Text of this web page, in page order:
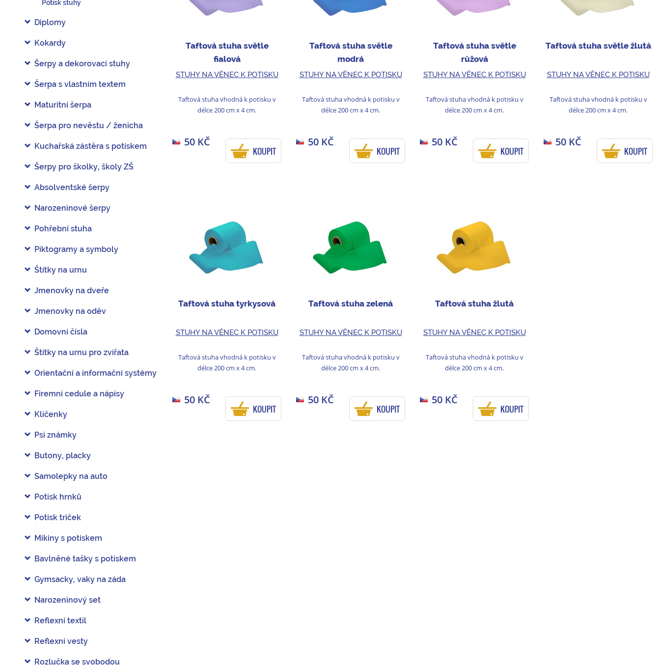
Potisk stuhy
Diplomy
Kokardy
Šerpy a dekorovací stuhy
Šerpa s vlastním textem
Maturitní šerpa
Šerpa pro nevěstu / ženicha
Kuchařská zástěra s potiskem
Šerpy pro školky, školy ZŠ
Absolventské šerpy
Narozeninové šerpy
Pohřební stuha
Piktogramy a symboly
Štítky na urnu
Jmenovky na dveře
Jmenovky na oděv
Domovní čísla
Štítky na urnu pro zvířata
Orientační a informační systémy
Firemní cedule a nápisy
Klíčenky
Psí známky
Butony, placky
Samolepky na auto
Potisk hrnků
Potisk triček
Mikiny s potiskem
Bavlněné tašky s potiskem
Gymsacky, vaky na záda
Narozeninový set
Reflexní textil
Reflexní vesty
Rozlučka se svobodou
Taftová stuha světle
fialová
STUHY NA VĚNEC K POTISKU
Taftová stuha vhodná k potisku v
délce 200 cm x 4 cm.
50 KČ
KOUPIT
Taftová stuha světle
modrá
STUHY NA VĚNEC K POTISKU
Taftová stuha vhodná k potisku v
délce 200 cm x 4 cm.
50 KČ
KOUPIT
Taftová stuha světle
růžová
STUHY NA VĚNEC K POTISKU
Taftová stuha vhodná k potisku v
délce 200 cm x 4 cm.
50 KČ
KOUPIT
Taftová stuha světle žlutá
STUHY NA VĚNEC K POTISKU
Taftová stuha vhodná k potisku v
délce 200 cm x 4 cm.
50 KČ
KOUPIT
Taftová stuha tyrkysová
STUHY NA VĚNEC K POTISKU
Taftová stuha vhodná k potisku v
délce 200 cm x 4 cm.
50 KČ
KOUPIT
Taftová stuha zelená
STUHY NA VĚNEC K POTISKU
Taftová stuha vhodná k potisku v
délce 200 cm x 4 cm.
50 KČ
KOUPIT
Taftová stuha žlutá
STUHY NA VĚNEC K POTISKU
Taftová stuha vhodná k potisku v
délce 200 cm x 4 cm.
50 KČ
KOUPIT